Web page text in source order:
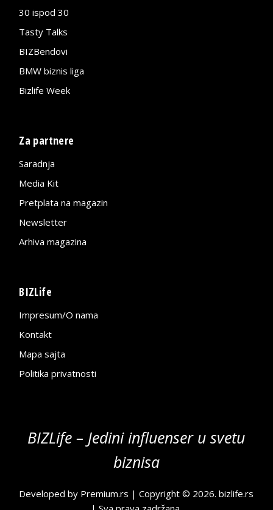
30 ispod 30
Tasty Talks
BIZBendovi
BMW biznis liga
Bizlife Week
Za partnere
Saradnja
Media Kit
Pretplata na magazin
Newsletter
Arhiva magazina
BIZLife
Impresum/O nama
Kontakt
Mapa sajta
Politika privatnosti
BIZLife – Jedini influenser u svetu
biznisa
Developed by Premium.rs | Copyright © 2026.bizlife.rs